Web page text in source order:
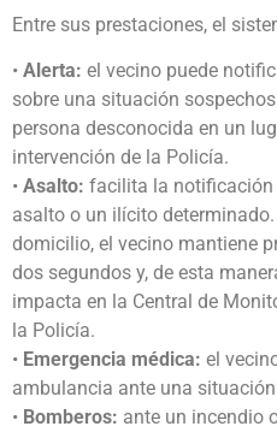
Entre sus prestaciones, el
• Alerta: el vecino puede
sobre una situación
persona desconocida en un
intervención de la Policía.
• Asalto: facilita la notificación
asalto o un ilícito
domicilio, el vecino mantiene
dos segundos y, de esta
impacta en la Central de
la Policía.
• Emergencia médica: el
ambulancia ante una
• Bomberos: ante un incendio